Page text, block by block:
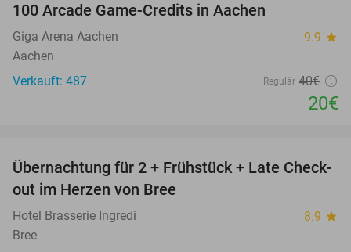
100 Arcade Game-Credits in Aachen
Giga Arena Aachen 9.9 star
Aachen
Verkauft: 487
Regulär 40€
20€
41%
TODAY
Übernachtung für 2 + Frühstück + Late Check-
out im Herzen von Bree
Hotel Brasserie Ingredi 8.9 star
Bree